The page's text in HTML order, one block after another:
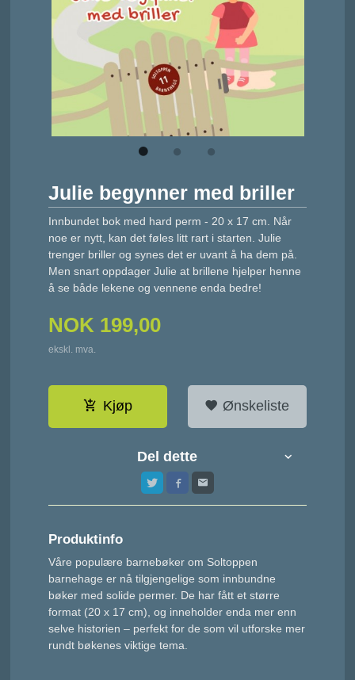
Julie begynner med briller
Innbundet bok med hard perm - 20 x 17 cm. Når
noe er nytt, kan det føles litt rart i starten. Julie
trenger briller og synes det er uvant å ha dem på.
Men snart oppdager Julie at brillene hjelper henne
å se både lekene og vennene enda bedre!
NOK 199,00
ekskl. mva.
Kjøp Ønskeliste
Del dette
Produktinfo
Våre populære barnebøker om Soltoppen
barnehage er nå tilgjengelige som innbundne
bøker med solide permer. De har fått et større
format (20 x 17 cm), og inneholder enda mer enn
selve historien – perfekt for de som vil utforske mer
rundt bøkenes viktige tema.